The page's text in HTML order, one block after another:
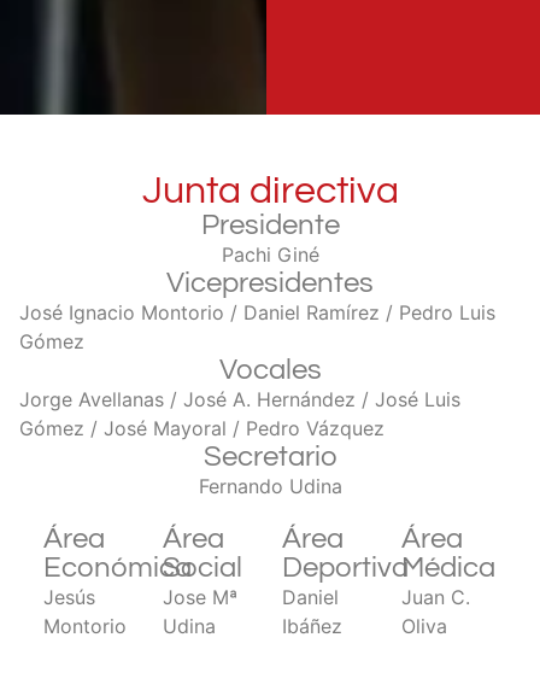
Junta directiva
Presidente
Pachi Giné
Vicepresidentes
José Ignacio Montorio / Daniel Ramírez / Pedro Luis
Gómez
Vocales
Jorge Avellanas / José A. Hernández / José Luis
Gómez / José Mayoral / Pedro Vázquez
Secretario
Fernando Udina
Área
Económica
Jesús
Montorio
Área
Social
Jose Mª
Udina
Área
Deportiva
Daniel
Ibáñez
Área
Médica
Juan C.
Oliva